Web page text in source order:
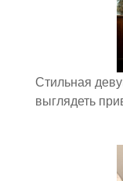
Стильная
выглядеть